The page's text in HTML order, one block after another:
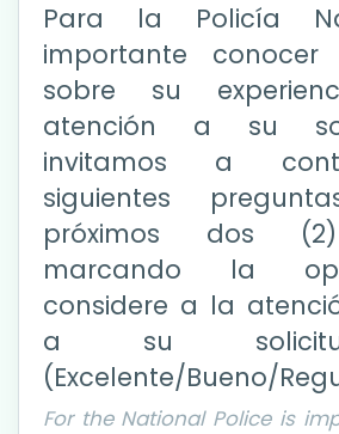
Para la Policía
importante conocer
sobre su
atención a su
invitamos a
siguientes
próximos dos
marcando la
considere a la
a su
(Excelente/Bueno/
For the National Police is